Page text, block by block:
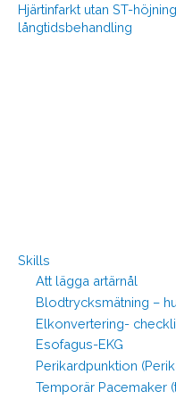
Hjärtinfarkt utan ST-
långtidsbehandling
Skills
Att lägga artärnål
Blodtrycksmätning –
Elkonvertering-
Esofagus-EKG
Perikardpunktion
Temporär Pacemaker